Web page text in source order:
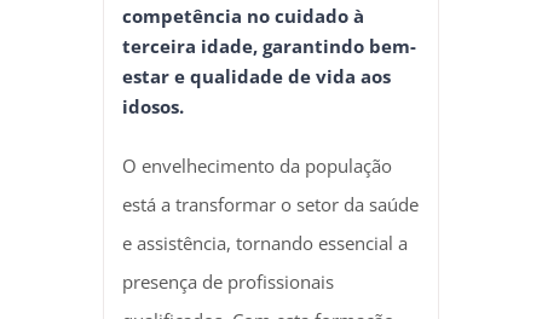
competência no cuidado à
terceira idade, garantindo bem-
estar e qualidade de vida aos
idosos.
O envelhecimento da população
está a transformar o setor da saúde
e assistência, tornando essencial a
presença de profissionais